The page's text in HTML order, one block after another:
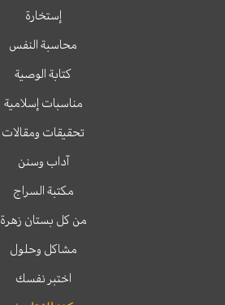
إستخارة
محاسبة النفس
كتابة الوصية
مناسبات إسلامية
تحقيقات ومقالات
آداب وسنن
مكتبة السراج
من كل بستان زهرة
مشاكل وحلول
اختبر نفسك